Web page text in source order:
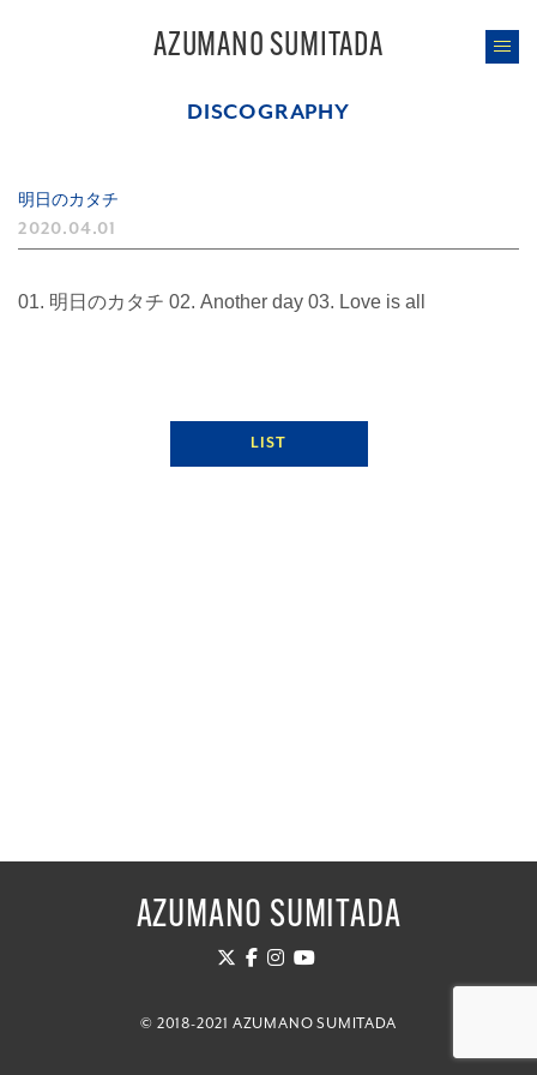
AZUMANO SUMITADA
DISCOGRAPHY
明日のカタチ
2020.04.01
01. 明日のカタチ 02. Another day 03. Love is all
LIST
AZUMANO SUMITADA
© 2018-2021 AZUMANO SUMITADA